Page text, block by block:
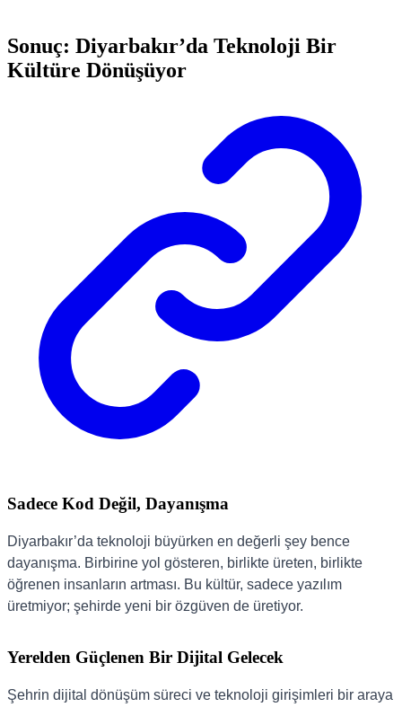
Sonuç: Diyarbakır’da Teknoloji Bir
Kültüre Dönüşüyor
Sadece Kod Değil, Dayanışma
Diyarbakır’da teknoloji büyürken en değerli şey bence
dayanışma. Birbirine yol gösteren, birlikte üreten, birlikte
öğrenen insanların artması. Bu kültür, sadece yazılım
üretmiyor; şehirde yeni bir özgüven de üretiyor.
Yerelden Güçlenen Bir Dijital Gelecek
Şehrin dijital dönüşüm süreci ve teknoloji girişimleri bir araya